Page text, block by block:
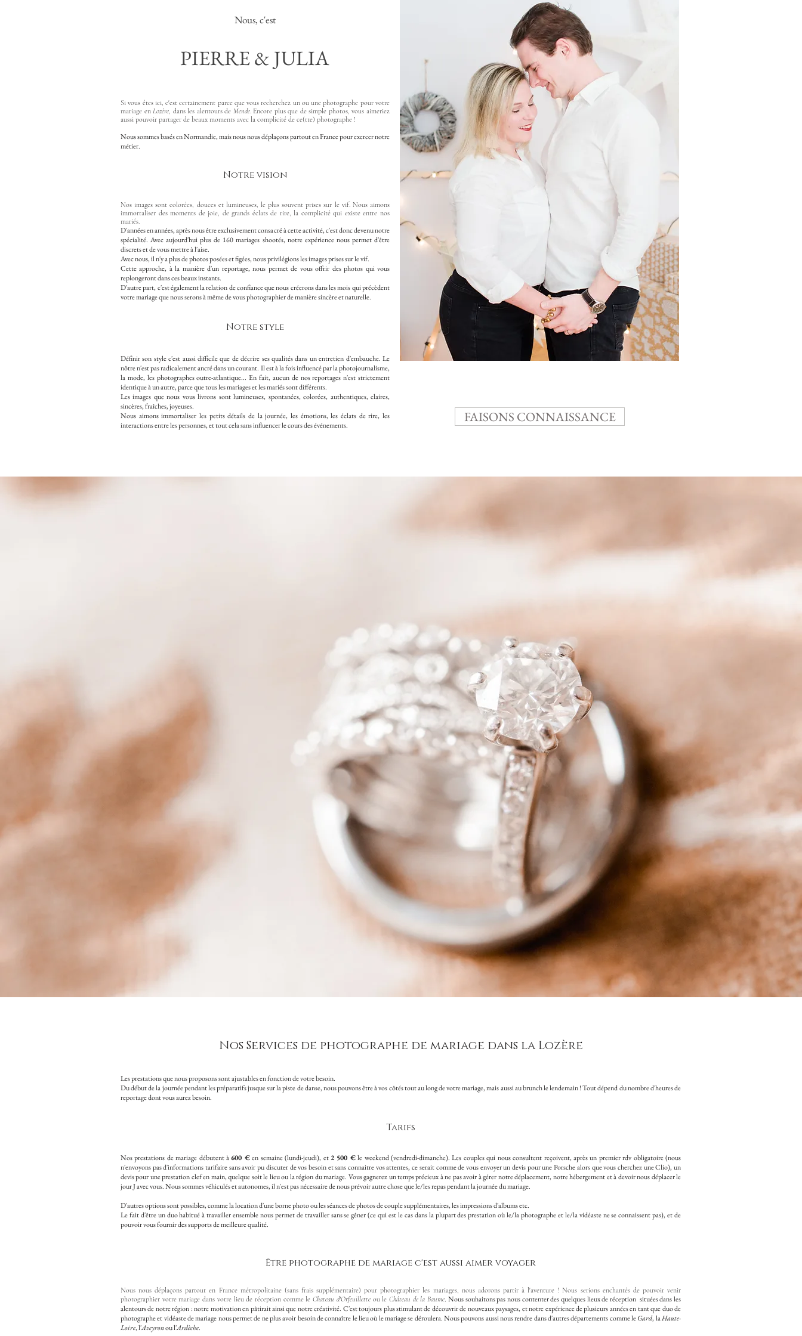
Nous, c'est
PIERRE & JULIA
Si vous êtes ici, c'est certainement parce que vous recherchez un ou une photographe pour votre
mariage enLozère, dans les alentours de Mende. Encore plus que de simple photos, vous aimeriez
aussi pouvoir partager de beaux moments avec la complicité de ce(tte) photographe !
Nous sommes basés en Normandie, mais nous nous déplaçons partout en France pour exercer notre
métier.
Notre vision
Nos images sont colorées, douces et lumineuses, le plus souvent prises sur le vif. Nous aimons
immortaliser des moments de joie, de grands éclats de rire, la complicité qui existe entre nos
mariés.
D'années en années, après nous être exclusivement consacré à cette activité, c'est donc devenu notre
spécialité. Avec aujourd'hui plus de 160 mariages shootés, notre expérience nous permet d'être
discrets et de vous mettre à l'aise.
Avec nous, il n'y a plus de photos posées et figées, nous privilégions les images prises sur le vif.
Cette approche, à la manière d'un reportage, nous permet de vous offrir des photos qui vous
replongeront dans ces beaux instants.
D'autre part, c'est également la relation de confiance que nous créerons dans les mois qui précèdent
votre mariage que nous serons à même de vous photographier de manière sincère et naturelle.
Notre style
Définir son style c'est aussi difficile que de décrire ses qualités dans un entretien d'embauche. Le
nôtre n'est pas radicalement ancré dans un courant. Il est à la fois influencé par la photojournalisme,
la mode, les photographes outre-atlantique... En fait, aucun de nos reportages n'est strictement
identique à un autre, parce que tous les mariages et les mariés sont différents.
Les images que nous vous livrons sont lumineuses, spontanées, colorées, authentiques, claires,
sincères, fraîches, joyeuses.
Nous aimons immortaliser les petits détails de la journée, les émotions, les éclats de rire, les
interactions entre les personnes, et tout cela sans influencer le cours des événements.
FAISONS CONNAISSANCE
Nos Services de photographe de mariage dans la Lozère
Les prestations que nous proposons sont ajustables en fonction de votre besoin.
Du début de la journée pendant les préparatifs jusque sur la piste de danse, nous pouvons être à vos côtés tout au long de votre mariage, mais aussi au brunch le lendemain ! Tout dépend du nombre d'heures de
reportage dont vous aurez besoin.
Tarifs
Nos prestations de mariage débutent à600 €en semaine (lundi-jeudi), et2 500 €le weekend (vendredi-dimanche). Les couples qui nous consultent reçoivent, après un premier rdv obligatoire (nous
n'envoyons pas d'informations tarifaire sans avoir pu discuter de vos besoin et sans connaitre vos attentes, ce serait comme de vous envoyer un devis pour une Porsche alors que vous cherchez une Clio), un
devis pour une prestation clef en main, quelque soit le lieu ou la région du mariage. Vous gagnerez un temps précieux à ne pas avoir à gérer notre déplacement, notre hébergement et à devoir nous déplacer le
jour J avec vous. Nous sommes véhiculés et autonomes, il n'est pas nécessaire de nous prévoir autre chose que le/les repas pendant la journée du mariage.
D'autres options sont possibles, comme la location d'une borne photo ou les séances de photos de couple supplémentaires, les impressions d'albums etc.
Le fait d'être un duo habitué à travailler ensemble nous permet de travailler sans se gêner (ce qui est le cas dans la plupart des prestation où le/la photographe et le/la vidéaste ne se connaissent pas), et de
pouvoir vous fournir des supports de meilleure qualité.
Être photographe de mariage c'est aussi aimer voyager
Nous nous déplaçons partout en France métropolitaine (sans frais supplémentaire) pour photographier les mariages, nous adorons partir à l'aventure ! Nous serions enchantés de pouvoir venir
photographier votre mariage dans votre lieu de réception comme leChateau d'Orfeuilletteou le Château de la Baume. Nous souhaitons pas nous contenter des quelques lieux de réception situées dans les
alentours de notre région : notre motivation en pâtirait ainsi que notre créativité. C'est toujours plus stimulant de découvrir de nouveaux paysages, et notre expérience de plusieurs années en tant que duo de
photographe et vidéaste de mariage nous permet de ne plus avoir besoin de connaître le lieu où le mariage se déroulera. Nous pouvons aussi nous rendre dans d'autres départements comme leGard, laHaute-
Loire, l'Aveyronou l'Ardèche.